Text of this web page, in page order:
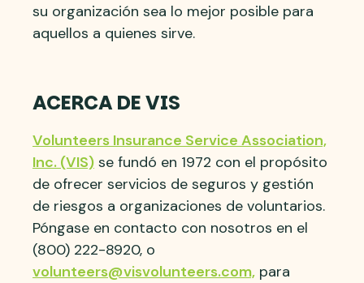
su organización sea lo mejor posible para
aquellos a quienes sirve.
ACERCA DE VIS
Volunteers Insurance Service Association,
Inc. (VIS) se fundó en 1972 con el propósito
de ofrecer servicios de seguros y gestión
de riesgos a organizaciones de voluntarios.
Póngase en contacto con nosotros en el
(800) 222-8920, o
volunteers@visvolunteers.com, para